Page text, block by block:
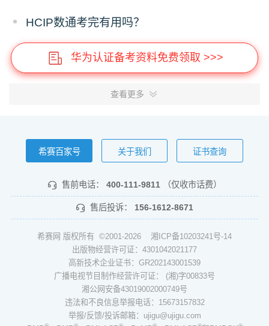
HCIP数通考完有用吗？
华为认证备考资料免费领取 >>>
查看更多
希赛百家号 关于我们 证书查询
售前电话： 400-111-9811 （仅收市话费）
售后投诉： 156-1612-8671
希赛网 版权所有 ©2001-2026 湘ICP备10203241号-14
出版物经营许可证：4301042021177
高新技术企业证书：GR202143001539
广播电视节目制作经营许可证： (湘)字00833号
湘公网安备43019002000749号
违法和不良信息举报电话：15673157832
举报/反馈/投诉邮箱：ujigu@ujigu.com